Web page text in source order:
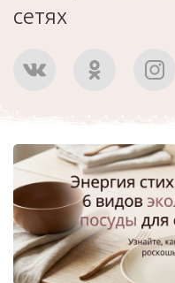
сетях